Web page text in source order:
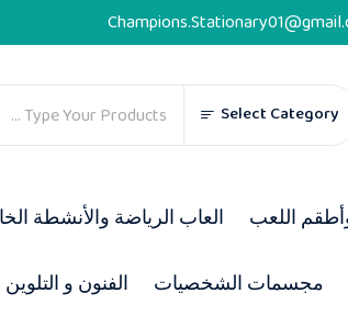
Select Category
اللعب العاب الرياضة والأنشطة
مجسمات الشخصيات الفنون و التلوين